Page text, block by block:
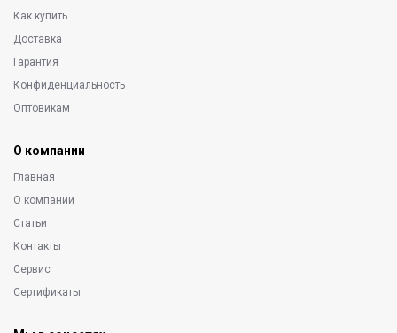
Как купить
Доставка
Гарантия
Конфиденциальность
Оптовикам
О компании
Главная
О компании
Статьи
Контакты
Сервис
Сертификаты